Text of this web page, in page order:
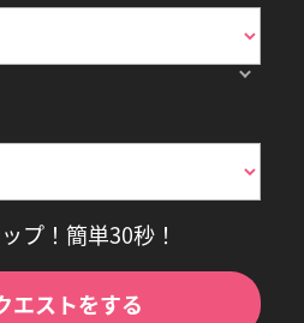
プ！簡単30秒！
エストをする